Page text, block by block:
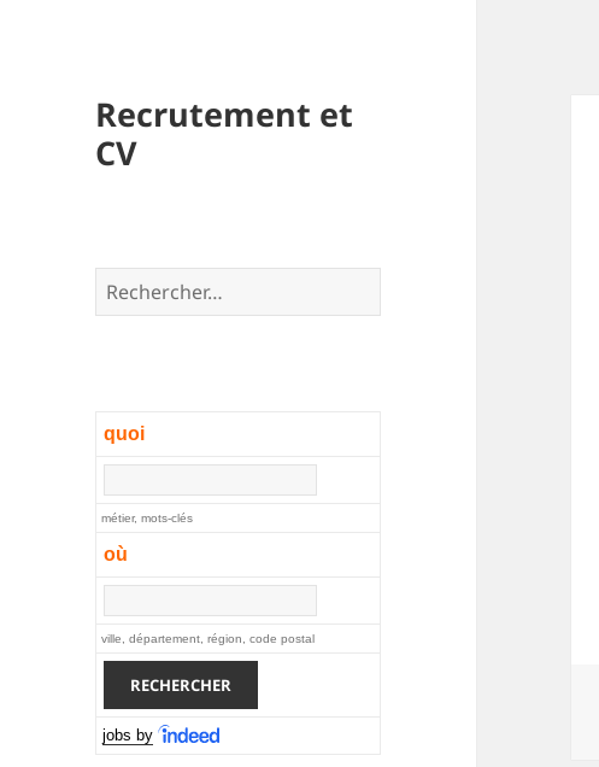
Recrutement et
CV
Rechercher :
quoi
métier, mots-clés
où
ville, département, région, code postal
jobs by